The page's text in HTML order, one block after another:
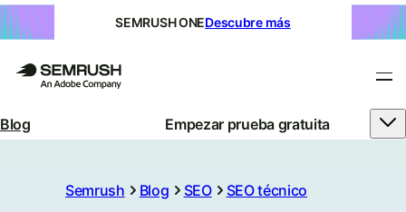
SEMRUSH ONEDescubre más
Blog Empezar prueba gratuita
Semrush Blog SEO SEO técnico